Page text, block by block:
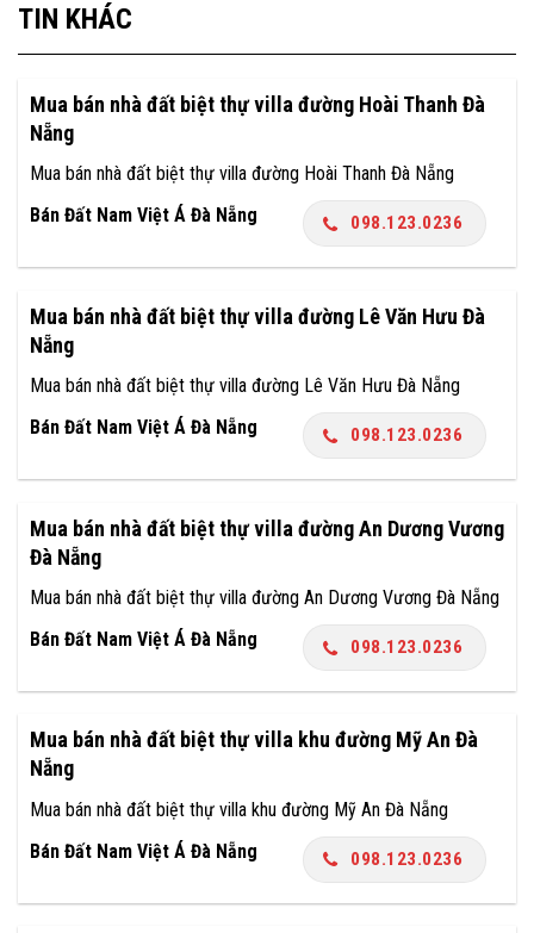
TIN KHÁC
Mua bán nhà đất biệt thự villa đường Hoài Thanh Đà
Nẵng
Mua bán nhà đất biệt thự villa đường Hoài Thanh Đà Nẵng
Bán Đất Nam Việt Á Đà Nẵng
098.123.0236
Mua bán nhà đất biệt thự villa đường Lê Văn Hưu Đà
Nẵng
Mua bán nhà đất biệt thự villa đường Lê Văn Hưu Đà Nẵng
Bán Đất Nam Việt Á Đà Nẵng
098.123.0236
Mua bán nhà đất biệt thự villa đường An Dương Vương
Đà Nẵng
Mua bán nhà đất biệt thự villa đường An Dương Vương Đà Nẵng
Bán Đất Nam Việt Á Đà Nẵng
098.123.0236
Mua bán nhà đất biệt thự villa khu đường Mỹ An Đà
Nẵng
Mua bán nhà đất biệt thự villa khu đường Mỹ An Đà Nẵng
Bán Đất Nam Việt Á Đà Nẵng
098.123.0236